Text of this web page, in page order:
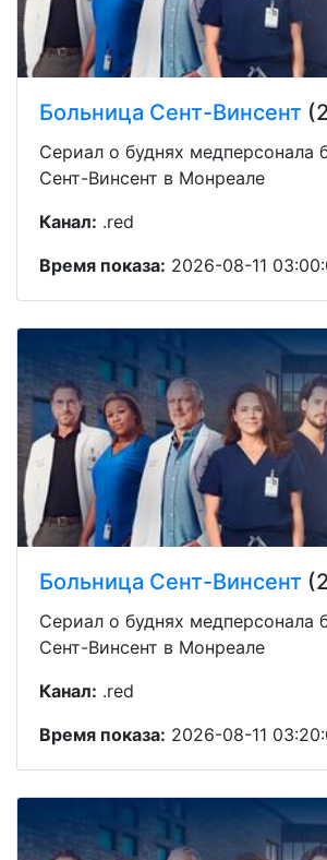
Больница Сент-Винсент
Сериал о буднях медперсонала
Сент-Винсент в Монреале
Канал: .red
Время показа: 2026-08-11
Больница Сент-Винсент
Сериал о буднях медперсонала
Сент-Винсент в Монреале
Канал: .red
Время показа: 2026-08-11